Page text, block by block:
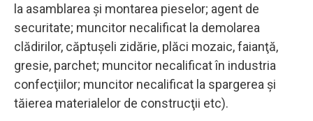
la asamblarea şi montarea pieselor; agent de
securitate; muncitor necalificat la demolarea
clădirilor, căptuşeli zidărie, plăci mozaic, faianţă,
gresie, parchet; muncitor necalificat în industria
confecţiilor; muncitor necalificat la spargerea şi
tăierea materialelor de construcţii etc).